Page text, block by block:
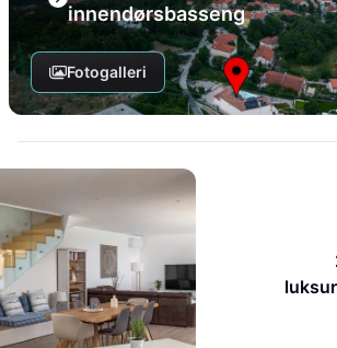
innendørsbasseng
Fotogalleri